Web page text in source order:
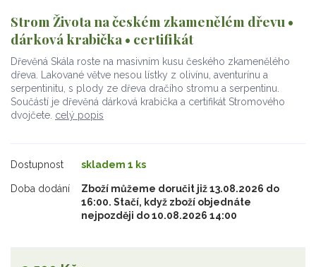
Strom Života na českém zkamenělém dřevu •
dárková krabička • certifikát
Dřevěná Skála roste na masivním kusu českého zkamenělého
dřeva. Lakované větve nesou lístky z olivínu, aventurínu a
serpentinitu, s plody ze dřeva dračího stromu a serpentinu.
Součástí je dřevěná dárková krabička a certifikát Stromového
dvojčete. celý popis
Dostupnost skladem 1 ks
Doba dodání
Zboží můžeme doručit již 13.08.2026 do
16:00. Stačí, když zboží objednáte
nejpozději do 10.08.2026 14:00